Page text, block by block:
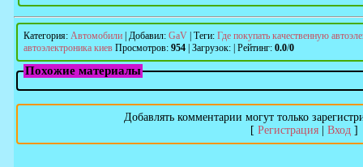
Категория: Автомобили Добавил: GaV Теги: Где покупать качественную
автоэлектроника киев Просмотров: 954 Загрузок: Рейтинг: 0.0/0
Похожие материалы
Добавлять комментарии могут только
[ Регистрация| Вход]